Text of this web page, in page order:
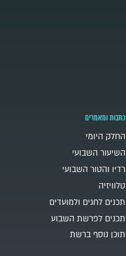
כתבות ומאמרים
החלק היומי
השיעור השבועי
רדיו והטור השבועי
טלוויזיה
תכנים לחגים ולמועדים
תכנים לפרשת השבוע
תוכן נוסף ברשת